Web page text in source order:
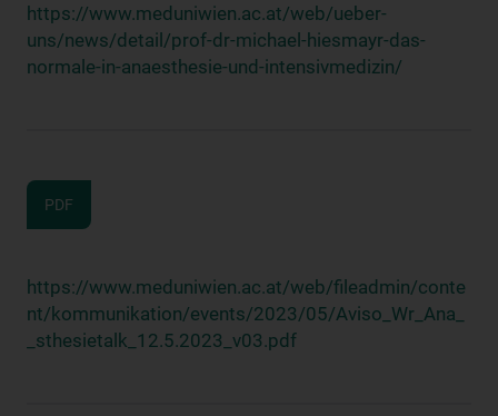
https://www.meduniwien.ac.at/web/ueber-
uns/news/detail/prof-dr-michael-hiesmayr-das-
normale-in-anaesthesie-und-intensivmedizin/
PDF
https://www.meduniwien.ac.at/web/fileadmin/conte
nt/kommunikation/events/2023/05/Aviso_Wr_Ana_
_sthesietalk_12.5.2023_v03.pdf